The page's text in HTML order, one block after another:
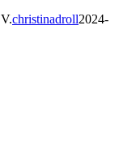
christinadroll2024-